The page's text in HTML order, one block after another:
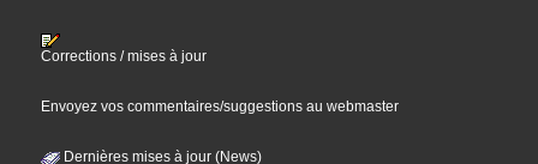
Corrections / mises à jour
Envoyez vos commentaires/suggestions au webmaster
Dernières mises à jour (News)